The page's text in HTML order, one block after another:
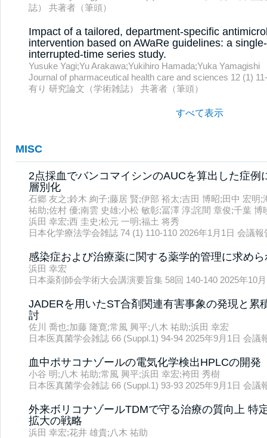
誌） 共著者（筆頭）
Impact of a tailored, department-specific
intervention based on AWaRe guidelines: a
interrupted-time series study.
Yusuke Yagi;Yu Arakawa;Yukihiro Hamada;Yuka Yamagishi
Journal of pharmaceutical health care and sciences 12 (1)
有り 研究論文（学術雑誌） 共著者（筆頭）
すべて表示
MISC
2点採血でバンコマイシンのAUCを算出した症例
層別化
石郷 友之;鈴木 絢子;藤居 賢;伊部 裕太;吉田 博昭;田中 宏明
祐助;佐村 優;南雲 史雄;小松 敏彰;冨澤 淳;詫間 章俊;千葉 博
浜田 幸宏;西 圭史;松元 一明;福土 将秀
日本化学療法学会雑誌 74 (1) 110-110 2026年1月1日 会議
感染症および治療薬に関する薬学的管理に求め
浜田 幸宏
日本薬剤師会学術大会講演要旨集 58回 140-140 2025年10
JADERを用いたST合剤関連有害事象の発現と累
討
佐川 喬也;加藤 隆寛;常風 興平;八木 祐助;浜田 幸宏
日本医真菌学会雑誌 66 (Suppl.1) 94-94 2025年9月1日 会議
血中ポサコナゾールの電気化学検出HPLCの開発
小谷 明;八木 祐助;常風 興平;浜田 幸宏;袴田 秀樹
日本医真菌学会雑誌 66 (Suppl.1) 93-93 2025年9月1日 会議
外来ボリコナゾールTDMで守る治療の質向上 特
拡大の戦略
浜田 幸宏;花井 雄貴;八木 祐助